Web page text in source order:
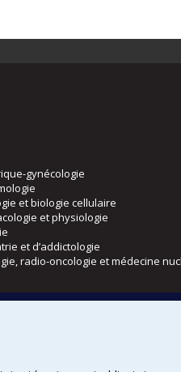
gynécologie
et biologie cellulaire
et physiologie
et d’addictologie
radio-oncologie et médecine